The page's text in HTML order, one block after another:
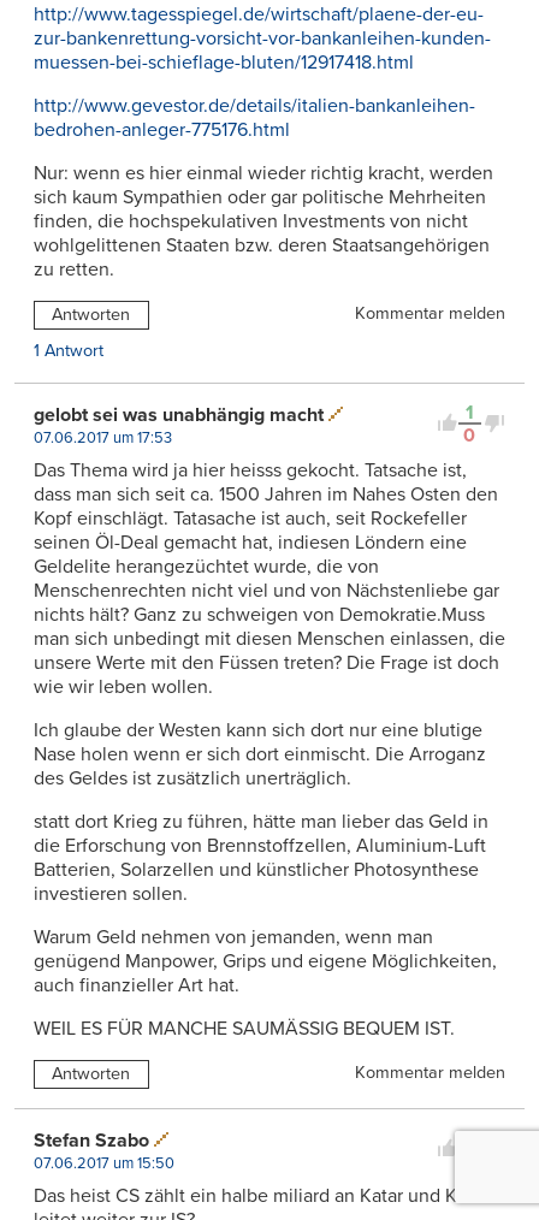
http://www.tagesspiegel.de/wirtschaft/plaene-der-eu-
zur-bankenrettung-vorsicht-vor-bankanleihen-kunden-
muessen-bei-schieflage-bluten/12917418.html
http://www.gevestor.de/details/italien-bankanleihen-
bedrohen-anleger-775176.html
Nur: wenn es hier einmal wieder richtig kracht, werden
sich kaum Sympathien oder gar politische Mehrheiten
finden, die hochspekulativen Investments von nicht
wohlgelittenen Staaten bzw. deren Staatsangehörigen
zu retten.
Antworten
Kommentar melden
1 Antwort
1
0
gelobt sei was unabhängig macht
07.06.2017 um 17:53
Das Thema wird ja hier heisss gekocht. Tatsache ist,
dass man sich seit ca. 1500 Jahren im Nahes Osten den
Kopf einschlägt. Tatasache ist auch, seit Rockefeller
seinen Öl-Deal gemacht hat, indiesen Löndern eine
Geldelite herangezüchtet wurde, die von
Menschenrechten nicht viel und von Nächstenliebe gar
nichts hält? Ganz zu schweigen von Demokratie.Muss
man sich unbedingt mit diesen Menschen einlassen, die
unsere Werte mit den Füssen treten? Die Frage ist doch
wie wir leben wollen.
Ich glaube der Westen kann sich dort nur eine blutige
Nase holen wenn er sich dort einmischt. Die Arroganz
des Geldes ist zusätzlich unerträglich.
statt dort Krieg zu führen, hätte man lieber das Geld in
die Erforschung von Brennstoffzellen, Aluminium-Luft
Batterien, Solarzellen und künstlicher Photosynthese
investieren sollen.
Warum Geld nehmen von jemanden, wenn man
genügend Manpower, Grips und eigene Möglichkeiten,
auch finanzieller Art hat.
WEIL ES FÜR MANCHE SAUMÄSSIG BEQUEM IST.
Antworten Kommentar melden
1
Stefan Szabo
07.06.2017 um 15:50
Das heist CS zählt ein halbe miliard an Katar und Katar